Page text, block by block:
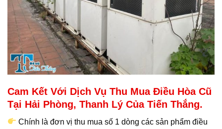
Cam Kết Với Dịch Vụ Thu Mua Điều Hòa Cũ
Tại Hải Phòng, Thanh Lý Của Tiến Thắng.
Chính là đơn vị thu mua số 1 dòng các sản phẩm điều